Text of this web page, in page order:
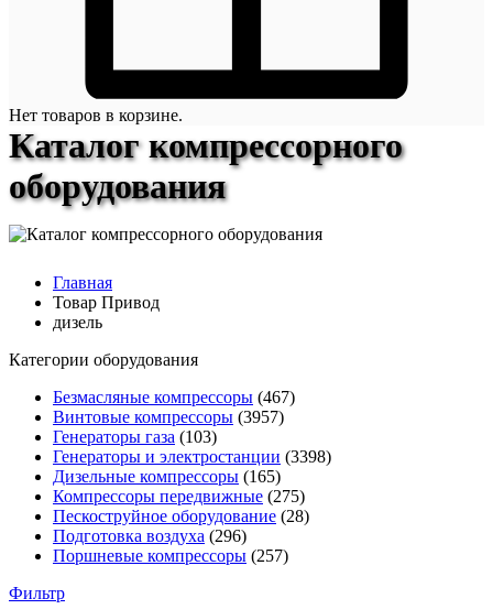
Нет товаров в корзине.
Каталог компрессорного
оборудования
Главная
Товар Привод
дизель
Категории оборудования
Безмасляные компрессоры (467)
Винтовые компрессоры (3957)
Генераторы газа (103)
Генераторы и электростанции (3398)
Дизельные компрессоры (165)
Компрессоры передвижные (275)
Пескоструйное оборудование (28)
Подготовка воздуха (296)
Поршневые компрессоры (257)
Фильтр